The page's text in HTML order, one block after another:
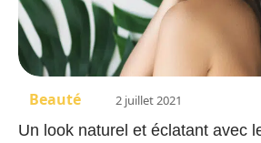
Beauté 2 juillet 2021
Un look naturel et éclatant avec